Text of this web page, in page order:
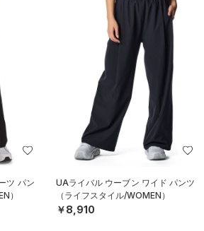
ツ パン
）
UAライバル ウーブン ワイド パンツ
（ライフスタイル/WOMEN）
￥8,910